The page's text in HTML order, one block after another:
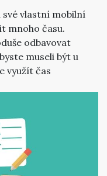
vlastní mobilní
mnoho času.
odbavovat
museli být u
využít čas